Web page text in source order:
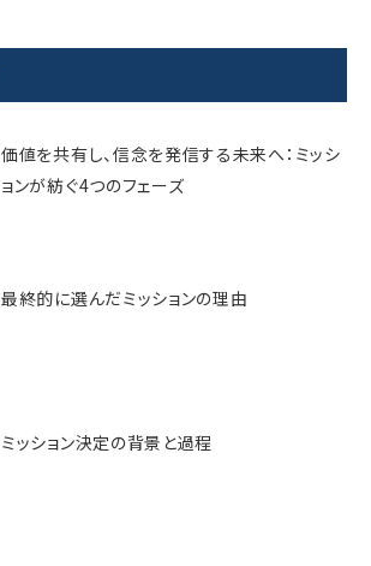
価値を共有し、信念を発信する未来へ：ミッシ
ョンが紡ぐ4つのフェーズ
最終的に選んだミッションの理由
ミッション決定の背景と過程